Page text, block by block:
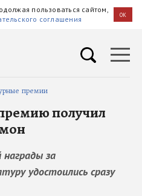
пользоваться сайтом,
соглашения OK
премии
получил
за
удостоились сразу